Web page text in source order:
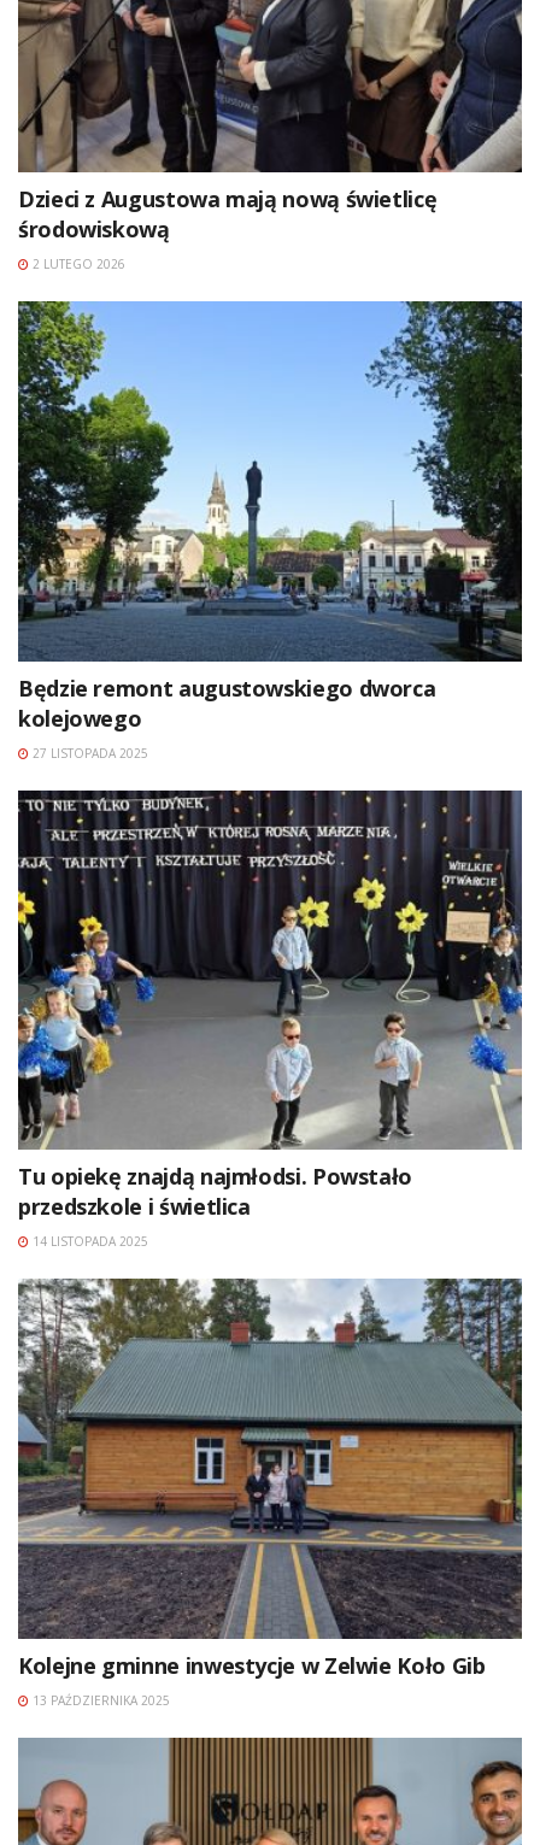
Dzieci z Augustowa mają nową świetlicę
środowiskową
2 LUTEGO 2026
Będzie remont augustowskiego dworca
kolejowego
27 LISTOPADA 2025
Tu opiekę znajdą najmłodsi. Powstało
przedszkole i świetlica
14 LISTOPADA 2025
Kolejne gminne inwestycje w Zelwie Koło Gib
13 PAŹDZIERNIKA 2025